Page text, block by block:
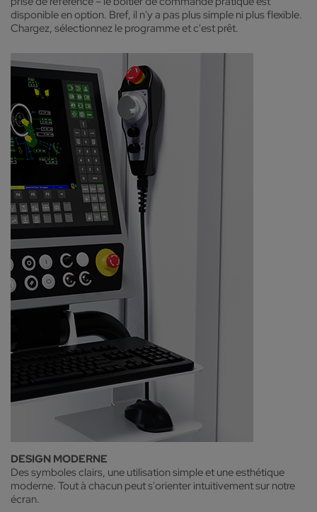
disponible en option. Bref, il n'y a pas plus simple ni plus flexible.
Chargez, sélectionnez le programme et c'est prêt.
DESIGN MODERNE
Des symboles clairs, une utilisation simple et une esthétique
moderne. Tout à chacun peut s'orienter intuitivement sur notre
écran.